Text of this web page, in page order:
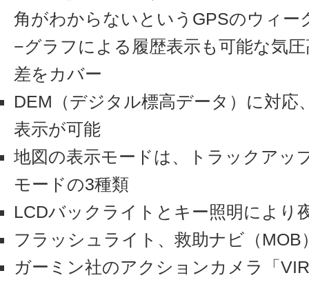
角がわからないというGPSのウィー
−グラフによる履歴表示も可能な気
差をカバー
DEM（デジタル標高データ）に対応
表示が可能
地図の表示モードは、トラックアッ
モードの3種類
LCDバックライトとキー照明により
フラッシュライト、救助ナビ（MOB
ガーミン社のアクションカメラ「